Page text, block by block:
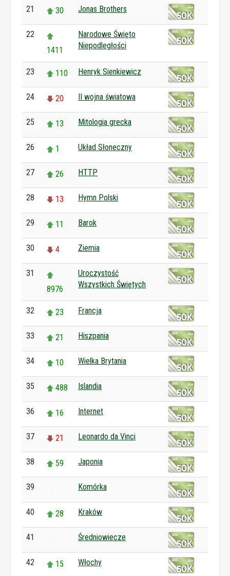
21 30 Jonas Brothers
22
1411
Narodowe Święto
Niepodległości
23 110 Henryk Sienkiewicz
24 20 II wojna światowa
25 13 Mitologia grecka
26 1 Układ Słoneczny
27 26 HTTP
28 13 Hymn Polski
29 11 Barok
30 4 Ziemia
31
8976
Uroczystość
Wszystkich Świętych
32 23 Francja
33 21 Hiszpania
34 10 Wielka Brytania
35 488 Islandia
36 16 Internet
37 21 Leonardo da Vinci
38 59 Japonia
39 Komórka
40 28 Kraków
41 Średniowiecze
42 15 Włochy